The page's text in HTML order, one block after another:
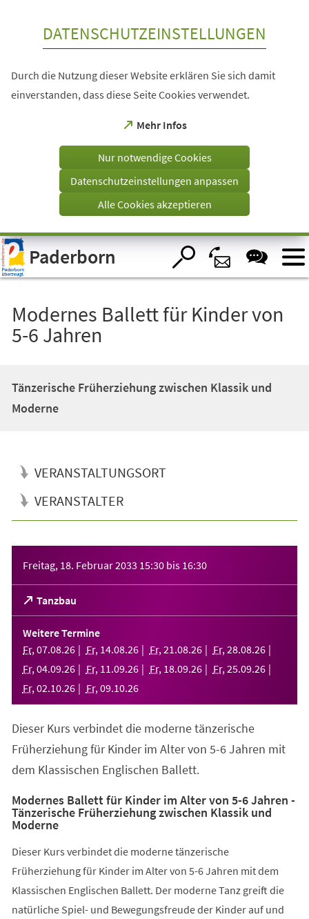
Visuelle
Assistenzsoftware
öffnen.
DATENSCHUTZEINSTELLUNGEN
Durch die Nutzung dieser Website erklären Sie sich damit
einverstanden, dass diese Seite Cookies verwendet.
Mehr Infos
(Öffnet
einem
Tab)
Nur notwendige Cookies
Datenschutzeinstellungen anpassen
Alle Cookies akzeptieren
Paderborn
Modernes Ballett für Kinder von
5-6 Jahren
Tänzerische Früherziehung zwischen Klassik und
Moderne
VERANSTALTUNGSORT
VERANSTALTER
Freitag, 18. Februar 2033 15:30 bis 16:30
Tanzbau
(Öffnet
in
einem
neuen
Tab)
Weitere Termine
Fr, 07.08.26 Fr, 14.08.26 Fr, 21 .08.26 Fr, 28.08.26
Fr, 04.09.26 Fr, 11 .09.26 Fr, 18.09.26 Fr, 25.09.26
Fr, 02.10.26 Fr, 09.10.26
Dieser Kurs verbindet die moderne tänzerische
Früherziehung für Kinder im Alter von 5-6 Jahren mit
dem Klassischen Englischen Ballett.
Modernes Ballett für Kinder im Alter von 5-6 Jahren -
Tänzerische Früherziehung zwischen Klassik und
Moderne
Dieser Kurs verbindet die moderne tänzerische
Früherziehung für Kinder im Alter von 5-6 Jahren mit dem
Klassischen Englischen Ballett. Der moderne Tanz greift die
natürliche Spiel- und Bewegungsfreude der Kinder auf und